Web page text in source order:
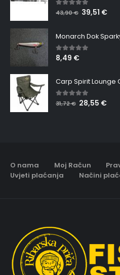
5.00 out of 5
43,90€ 39,51 €
Monarch Dok
5.00 out of 5
8,49 €
Carp Spirit Lounge
5.00 out of 5
31,72€ 28,55 €
O nama Moj Račun
Uvjeti plaćanja
Načini